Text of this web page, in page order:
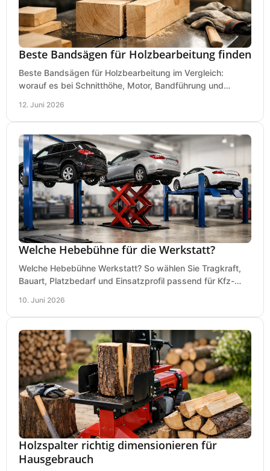
Beste Bandsägen für Holzbearbeitung finden
Beste Bandsägen für Holzbearbeitung im Vergleich:
worauf es bei Schnitthöhe, Motor, Bandführung und
12. Juni 2026
Welche Hebebühne für die Werkstatt?
Welche Hebebühne Werkstatt? So wählen Sie Tragkraft,
Bauart, Platzbedarf und Einsatzprofil passend für Kfz-
10. Juni 2026
Holzspalter richtig dimensionieren für
Hausgebrauch